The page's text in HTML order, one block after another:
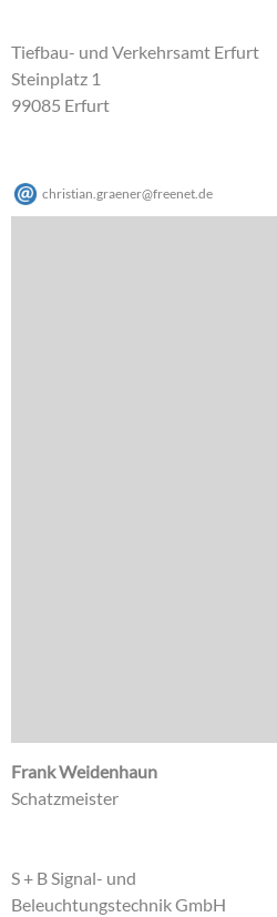
Tiefbau- und Verkehrsamt Erfurt
Steinplatz 1
99085 Erfurt
christian.graener@freenet de
Frank Weidenhaun
Schatzmeister
S + B Signal- und
Beleuchtungstechnik GmbH